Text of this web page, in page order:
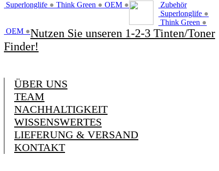
Superlonglife ● Think Green ● OEM ●
Zubehör
Superlonglife ●
Think Green ●
OEM ●Nutzen Sie unseren 1-2-3 Tinten/Toner
Finder!
ÜBER UNS
TEAM
NACHHALTIGKEIT
WISSENSWERTES
LIEFERUNG & VERSAND
KONTAKT